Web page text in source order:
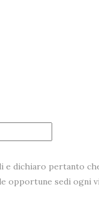
e dichiaro pertanto
opportune sedi ogni